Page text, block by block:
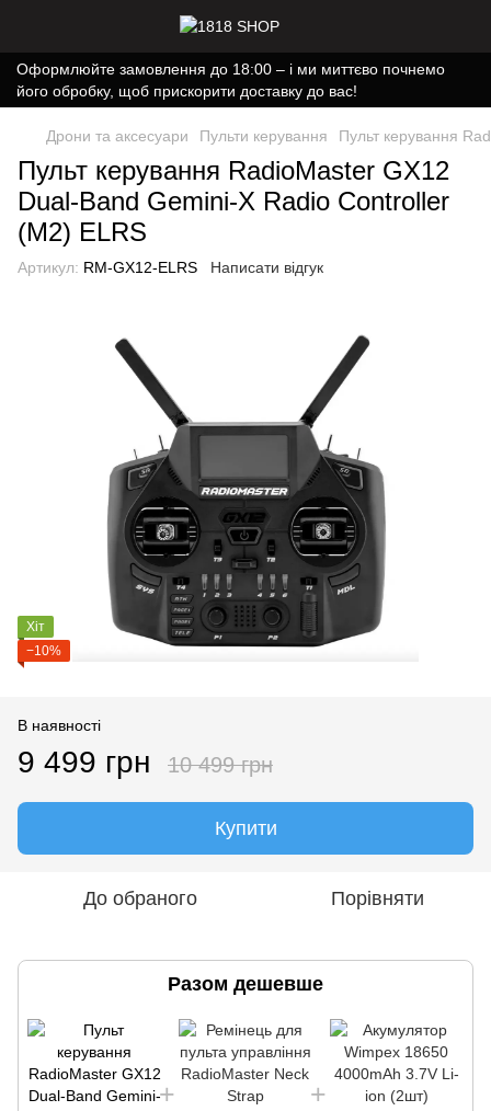
Оформлюйте замовлення до 18:00 – і ми миттєво почнемо
його обробку, щоб прискорити доставку до вас!
Дрони та аксесуари Пульти керування Пульт керування
Пульт керування RadioMaster GX12
Dual-Band Gemini-X Radio Controller
(M2) ELRS
Артикул: RM-GX12-ELRS Написати відгук
Хіт
−10%
В наявності
9 499 грн 10 499 грн
Купити
До обраного Порівняти
Разом дешевше